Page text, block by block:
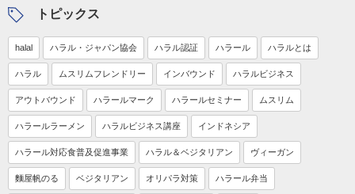
トピックス
halal ハラル・ジャパン協会 ハラル認証 ハラール ハラルとは
ハラル ムスリムフレンドリー インバウンド ハラルビジネス
アウトバウンド ハラールマーク ハラールセミナー ムスリム
ハラールラーメン ハラルビジネス講座 インドネシア
ハラール対応食普及促進事業 ハラル＆ベジタリアン ヴィーガン
麵屋帆のる ベジタリアン オリパラ対策 ハラール弁当